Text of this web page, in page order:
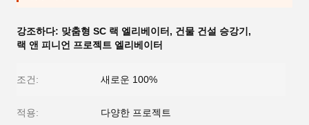
강조하다: 맞춤형 SC 랙 엘리베이터 , 건물 건설 승강기 ,
랙 앤 피니언 프로젝트 엘리베이터
조건: 새로운 100%
적용: 다양한 프로젝트